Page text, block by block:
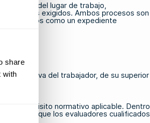
share
with
pruebas del lugar de trabajo,
exigidos. Ambos procesos son
válidos como un expediente
activa del trabajador, de su superior
requisito normativo aplicable. Dentro
que los evaluadores cualificados